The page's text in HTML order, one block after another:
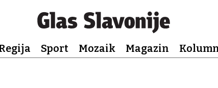
Sport Mozaik Magazin